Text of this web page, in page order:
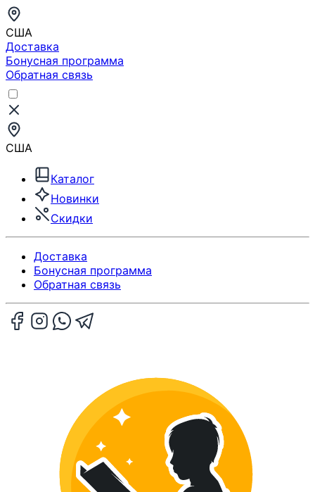
США
Доставка
Бонусная программа
Обратная связь
США
Каталог
Новинки
Скидки
Доставка
Бонусная программа
Обратная связь